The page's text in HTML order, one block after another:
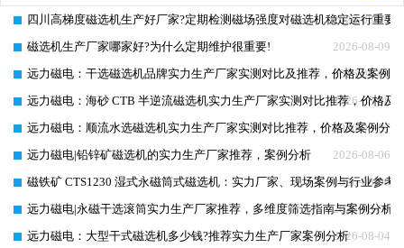
2026-08-09
四川高梯度磁选机生产好厂家?定期检测磁场强度对磁选机稳定运行重要
2026-08-09
磁选机生产厂家哪家好?为什么定期维护很重要!
2026-08-08
远力磁电：干选磁选机品牌实力生产厂家实测对比及推荐，价格及案例
2026-08-08
远力磁电：海砂 CTB 半逆流磁选机实力生产厂家实测对比推荐，价格及
2026-08-07
远力磁电：顺流水选磁选机实力生产厂家实测对比推荐，价格及案例分析
2026-08-06
远力磁电|铅锌矿磁选机的实力生产厂家推荐，案例分析
2026-08-06
磁铁矿 CTS1230 湿式永磁筒式磁选机：实力厂家、现场案例与行业参考
2026-08-05
远力磁电|永磁干选滚筒实力生产厂家推荐，多维度筛选指南与案例分析
2026-08-04
远力磁电：大型干式磁选机多少钱?推荐实力生产厂家案例分析